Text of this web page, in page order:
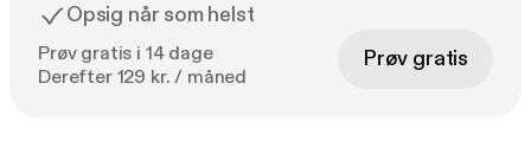
Opsig når som helst
Prøv gratis i 14 dage
Derefter 129 kr. / måned
Prøv gratis